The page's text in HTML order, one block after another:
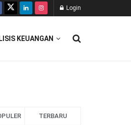
Login
KEUANGAN
TERBARU